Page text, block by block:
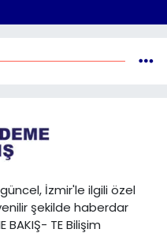
İzmir'le ilgili özel
şekilde haberdar
BAKIŞ- TE Bilişim